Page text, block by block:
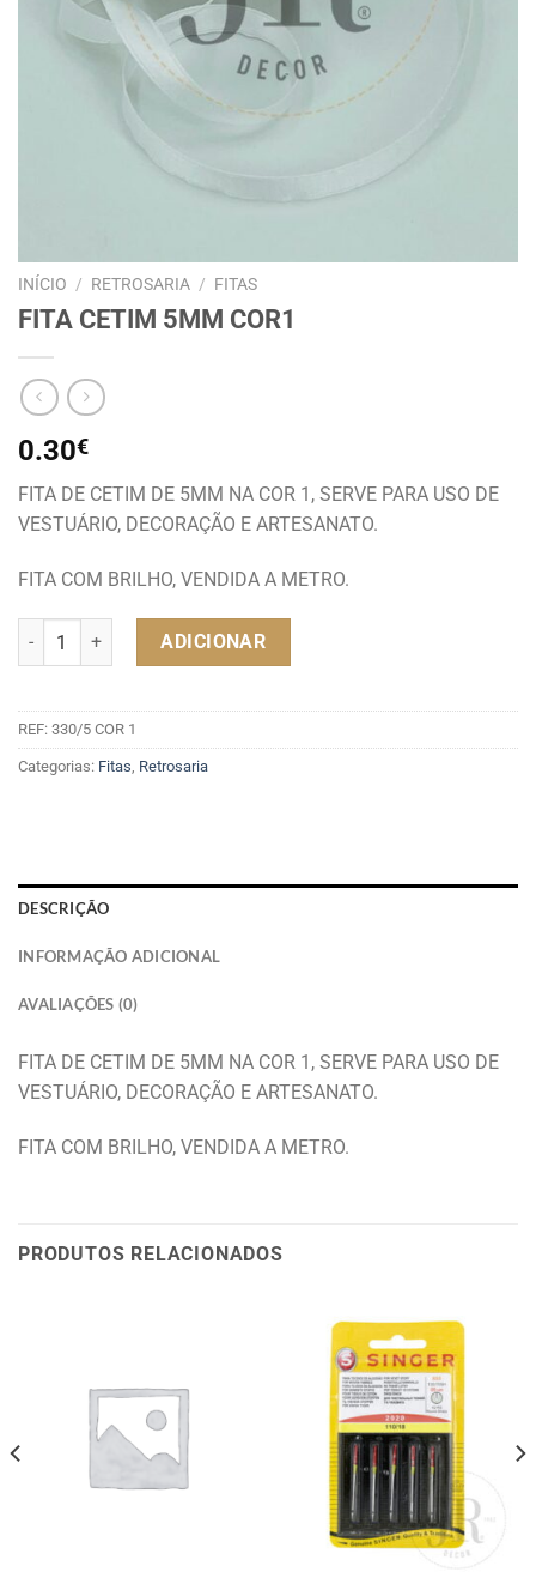
INÍCIO / RETROSARIA / FITAS
FITA CETIM 5MM COR1
0.30€
FITA DE CETIM DE 5MM NA COR 1, SERVE PARA USO DE
VESTUÁRIO, DECORAÇÃO E ARTESANATO.
FITA COM BRILHO, VENDIDA A METRO.
Quantidade de FITA CETIM 5MM COR1
ADICIONAR
REF: 330/5 COR 1
Categorias: Fitas, Retrosaria
DESCRIÇÃO
INFORMAÇÃO ADICIONAL
AVALIAÇÕES (0)
FITA DE CETIM DE 5MM NA COR 1, SERVE PARA USO DE
VESTUÁRIO, DECORAÇÃO E ARTESANATO.
FITA COM BRILHO, VENDIDA A METRO.
PRODUTOS RELACIONADOS